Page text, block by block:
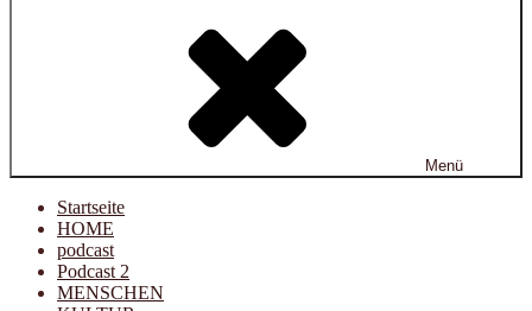
Menü
Startseite
HOME
podcast
Podcast 2
MENSCHEN